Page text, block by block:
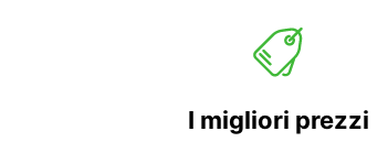
I migliori prezzi